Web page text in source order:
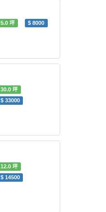
5.0坪 $8000
30.0坪
$ 33000
12.0坪
$ 14500